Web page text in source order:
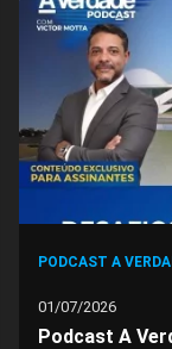
Facebook
PODCAST A
01/07/2026
Podcast A